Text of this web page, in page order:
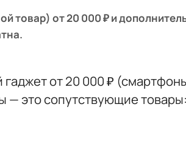
товар) от 20 000 ₽ и
от 20 000 ₽
это сопутствующие